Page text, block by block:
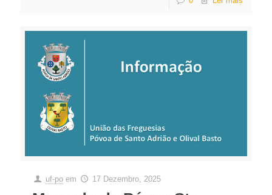
uf-po em 17 Dezembro, 2025